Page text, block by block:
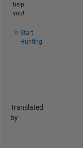
help
you!
Start
Hunting!
Translated
by